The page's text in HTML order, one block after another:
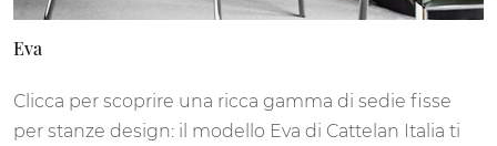
Eva
Clicca per scoprire una ricca gamma di sedie fisse
per stanze design: il modello Eva di Cattelan Italia ti